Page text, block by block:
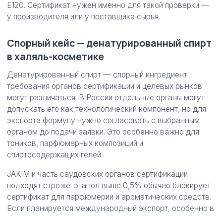
E120. Сертификат нужен именно для такой проверки —
у производителя или у поставщика сырья.
Спорный кейс — денатурированный спирт
в халяль-косметике
Денатурированный спирт — спорный ингредиент:
требования органов сертификации и целевых рынков
могут различаться. В России отдельные органы могут
допускать его как технологический компонент, но для
экспорта формулу нужно согласовать с выбранным
органом до подачи заявки. Это особенно важно для
тоников, парфюмерных композиций и
спиртосодержащих гелей.
JAKIM и часть саудовских органов сертификации
подходят строже: этанол выше 0,5% обычно блокирует
сертификат для парфюмерии и ароматических средств.
Если планируется международный экспорт, особенно в